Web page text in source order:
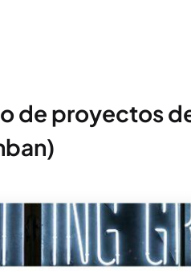
de proyectos